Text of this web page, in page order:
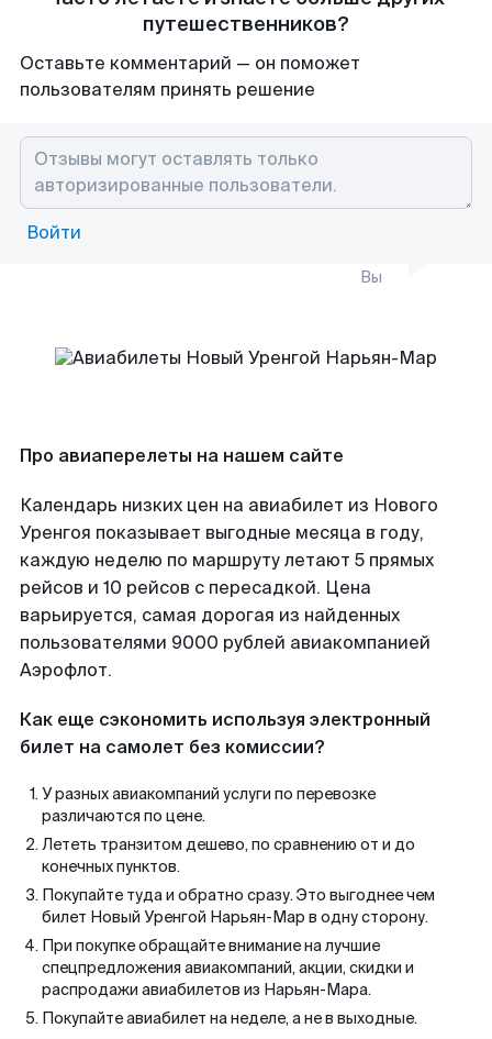
путешественников?
Оставьте комментарий — он поможет
пользователям принять решение
Войти
Вы
Про авиаперелеты на нашем сайте
Календарь низких цен на авиабилет из Нового
Уренгоя показывает выгодные месяца в году,
каждую неделю по маршруту летают 5 прямых
рейсов и 10 рейсов с пересадкой. Цена
варьируется, самая дорогая из найденных
пользователями 9000 рублей авиакомпанией
Аэрофлот.
Как еще сэкономить используя электронный
билет на самолет без комиссии?
У разных авиакомпаний услуги по перевозке
различаются по цене.
Лететь транзитом дешево, по сравнению от и до
конечных пунктов.
Покупайте туда и обратно сразу. Это выгоднее чем
билет Новый Уренгой Нарьян-Мар в одну сторону.
При покупке обращайте внимание на лучшие
спецпредложения авиакомпаний, акции, скидки и
распродажи авиабилетов из Нарьян-Мара.
Покупайте авиабилет на неделе, а не в выходные.